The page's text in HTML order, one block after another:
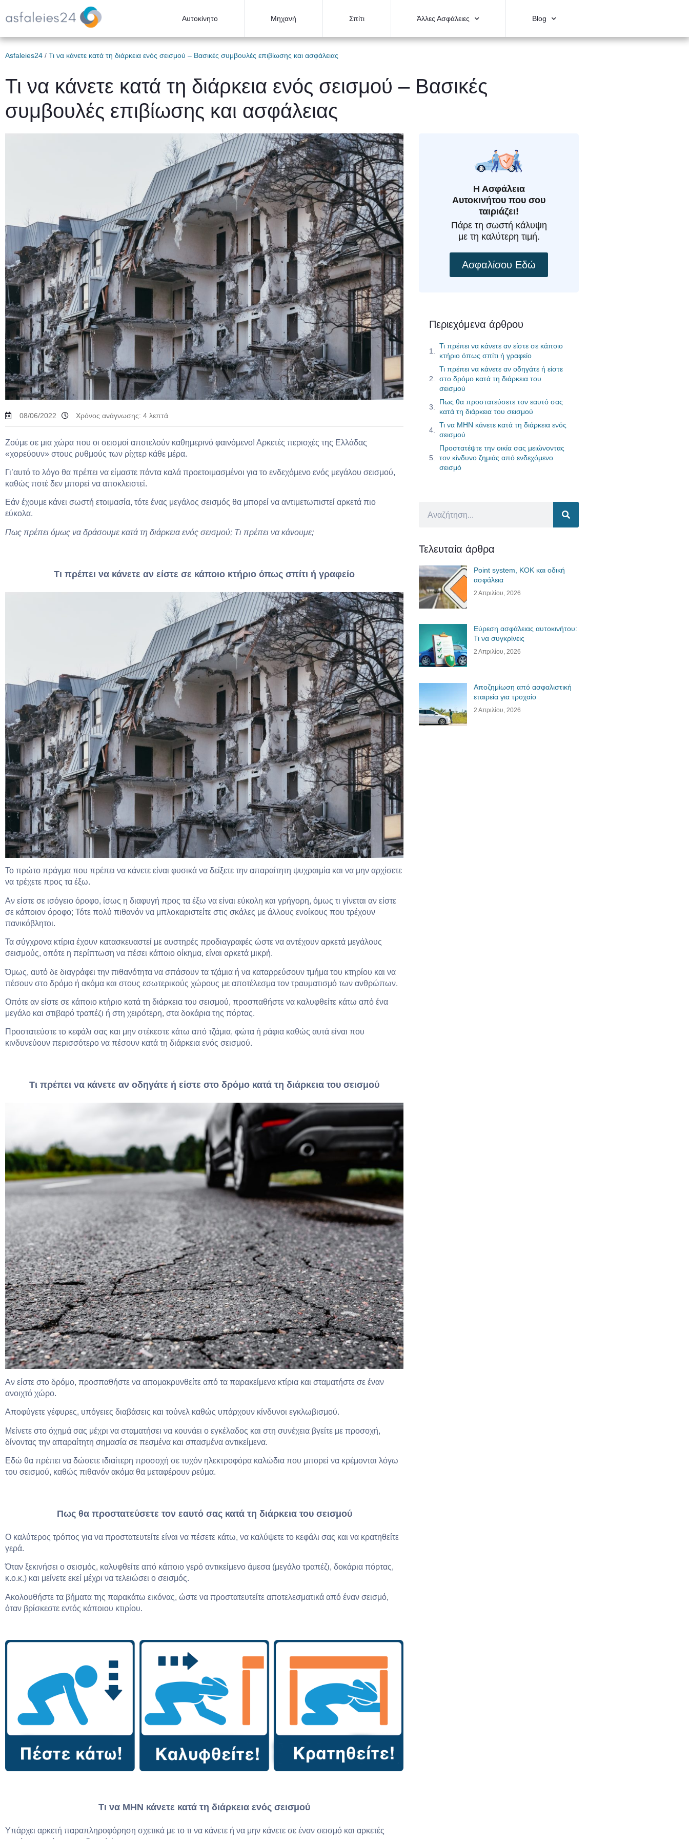
Αυτοκίνητο Μηχανή Σπίτι Άλλες Ασφάλειες Blog
Asfaleies24 / Τι να κάνετε κατά τη διάρκεια ενός σεισμού – Βασικές συμβουλές επιβίωσης και ασφάλειας
Τι να κάνετε κατά τη διάρκεια ενός σεισμού – Βασικές
συμβουλές επιβίωσης και ασφάλειας
08/06/2022 Χρόνος ανάγνωσης: 4 λεπτά
Ζούμε σε μια χώρα που οι σεισμοί αποτελούν καθημερινό φαινόμενο! Αρκετές περιοχές της Ελλάδας
«χορεύουν» στους ρυθμούς των ρίχτερ κάθε μέρα.
Γι’αυτό το λόγο θα πρέπει να είμαστε πάντα καλά προετοιμασμένοι για το ενδεχόμενο ενός μεγάλου σεισμού,
καθώς ποτέ δεν μπορεί να αποκλειστεί.
Εάν έχουμε κάνει σωστή ετοιμασία, τότε ένας μεγάλος σεισμός θα μπορεί να αντιμετωπιστεί αρκετά πιο
εύκολα.
Πως πρέπει όμως να δράσουμε κατά τη διάρκεια ενός σεισμού; Τι πρέπει να κάνουμε;
Τι πρέπει να κάνετε αν είστε σε κάποιο κτήριο όπως σπίτι ή γραφείο
Το πρώτο πράγμα που πρέπει να κάνετε είναι φυσικά να δείξετε την απαραίτητη ψυχραιμία και να μην αρχίσετε
να τρέχετε προς τα έξω.
Αν είστε σε ισόγειο όροφο, ίσως η διαφυγή προς τα έξω να είναι εύκολη και γρήγορη, όμως τι γίνεται αν είστε
σε κάποιον όροφο; Τότε πολύ πιθανόν να μπλοκαριστείτε στις σκάλες με άλλους ενοίκους που τρέχουν
πανικόβλητοι.
Τα σύγχρονα κτίρια έχουν κατασκευαστεί με αυστηρές προδιαγραφές ώστε να αντέχουν αρκετά μεγάλους
σεισμούς, οπότε η περίπτωση να πέσει κάποιο οίκημα, είναι αρκετά μικρή.
Όμως, αυτό δε διαγράφει την πιθανότητα να σπάσουν τα τζάμια ή να καταρρεύσουν τμήμα του κτηρίου και να
πέσουν στο δρόμο ή ακόμα και στους εσωτερικούς χώρους με αποτέλεσμα τον τραυματισμό των ανθρώπων.
Οπότε αν είστε σε κάποιο κτήριο κατά τη διάρκεια του σεισμού, προσπαθήστε να καλυφθείτε κάτω από ένα
μεγάλο και στιβαρό τραπέζι ή στη χειρότερη, στα δοκάρια της πόρτας.
Προστατεύστε το κεφάλι σας και μην στέκεστε κάτω από τζάμια, φώτα ή ράφια καθώς αυτά είναι που
κινδυνεύουν περισσότερο να πέσουν κατά τη διάρκεια ενός σεισμού.
Τι πρέπει να κάνετε αν οδηγάτε ή είστε στο δρόμο κατά τη διάρκεια του σεισμού
Αν είστε στο δρόμο, προσπαθήστε να απομακρυνθείτε από τα παρακείμενα κτίρια και σταματήστε σε έναν
ανοιχτό χώρο.
Αποφύγετε γέφυρες, υπόγειες διαβάσεις και τούνελ καθώς υπάρχουν κίνδυνοι εγκλωβισμού.
Μείνετε στο όχημά σας μέχρι να σταματήσει να κουνάει ο εγκέλαδος και στη συνέχεια βγείτε με προσοχή,
δίνοντας την απαραίτητη σημασία σε πεσμένα και σπασμένα αντικείμενα.
Εδώ θα πρέπει να δώσετε ιδιαίτερη προσοχή σε τυχόν ηλεκτροφόρα καλώδια που μπορεί να κρέμονται λόγω
του σεισμού, καθώς πιθανόν ακόμα θα μεταφέρουν ρεύμα.
Πως θα προστατεύσετε τον εαυτό σας κατά τη διάρκεια του σεισμού
Ο καλύτερος τρόπος για να προστατευτείτε είναι να πέσετε κάτω, να καλύψετε το κεφάλι σας και να κρατηθείτε
γερά.
Όταν ξεκινήσει ο σεισμός, καλυφθείτε από κάποιο γερό αντικείμενο άμεσα (μεγάλο τραπέζι, δοκάρια πόρτας,
κ.ο.κ.) και μείνετε εκεί μέχρι να τελειώσει ο σεισμός.
Ακολουθήστε τα βήματα της παρακάτω εικόνας, ώστε να προστατευτείτε αποτελεσματικά από έναν σεισμό,
όταν βρίσκεστε εντός κάποιου κτιρίου.
Τι να ΜΗΝ κάνετε κατά τη διάρκεια ενός σεισμού
Υπάρχει αρκετή παραπληροφόρηση σχετικά με το τι να κάνετε ή να μην κάνετε σε έναν σεισμό και αρκετές
Η Ασφάλεια
Αυτοκινήτου που σου
ταιριάζει!
Πάρε τη σωστή κάλυψη
με τη καλύτερη τιμή.
Ασφαλίσου Εδώ
Περιεχόμενα άρθρου
Τι πρέπει να κάνετε αν είστε σε κάποιο
κτήριο όπως σπίτι ή γραφείο
Τι πρέπει να κάνετε αν οδηγάτε ή είστε
στο δρόμο κατά τη διάρκεια του
σεισμού
Πως θα προστατεύσετε τον εαυτό σας
κατά τη διάρκεια του σεισμού
Τι να ΜΗΝ κάνετε κατά τη διάρκεια ενός
σεισμού
Προστατέψτε την οικία σας μειώνοντας
τον κίνδυνο ζημιάς από ενδεχόμενο
σεισμό
Τελευταία άρθρα
Point system, ΚΟΚ και οδική
ασφάλεια
2 Απριλίου, 2026
Εύρεση ασφάλειας αυτοκινήτου:
Τι να συγκρίνεις
2 Απριλίου, 2026
Αποζημίωση από ασφαλιστική
εταιρεία για τροχαίο
2 Απριλίου, 2026